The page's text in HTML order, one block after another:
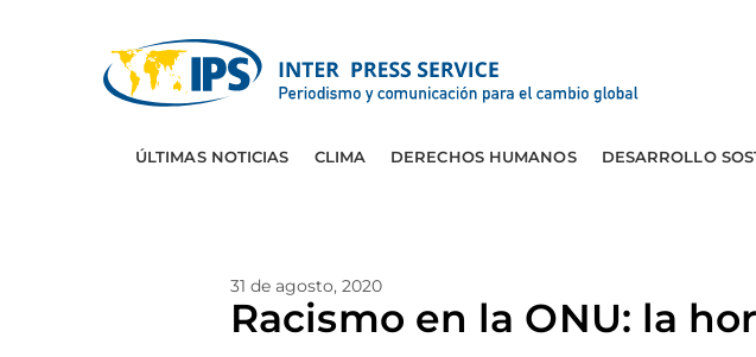
ÚLTIMAS NOTICIAS CLIMA DERECHOS HUMANOS DESARROLLO
31 de agosto, 2020
Racismo en la ONU: la